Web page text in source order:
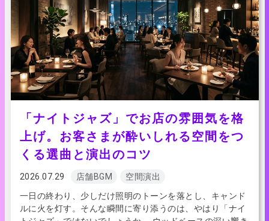
「ナイトジャズ」でお店の雰囲気を格
上げ。お客さまが酔いしれる空間をつ
くる選曲と演出のコツ
2026.07.29 店舗BGM
空間演出
一日の終わり、少しだけ照明のトーンを落とし、キャンド
ルに火を灯す。そんな瞬間に寄り添うのは、やはり「ナイ